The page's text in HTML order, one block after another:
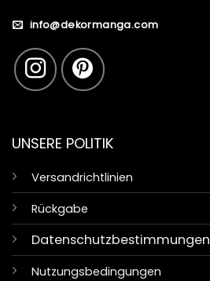
info@dekormanga.com
UNSERE POLITIK
Versandrichtlinien
Rückgabe
Datenschutzbestimmungen
Nutzungsbedingungen